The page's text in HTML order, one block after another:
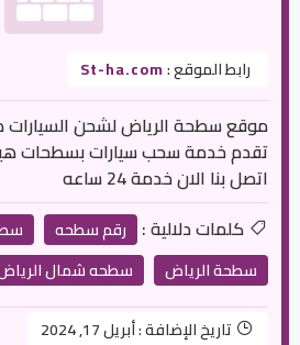
رابط الموقع :St-ha.com
موقع سطحة الرياض لشحن السيارات
اتصل بنا الان خدمة 24 ساعه
كلمات دلالية :
رقم سطحه
سطحة الرياض
سطحه شمال
تاريخ الإضافة :أبريل 17, 2024